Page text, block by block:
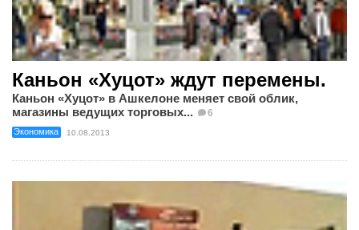
Каньон «Хуцот» ждут перемены.
Каньон «Хуцот» в Ашкелоне меняет свой облик,
магазины ведущих торговых...
6
Экономика 10.08.2013